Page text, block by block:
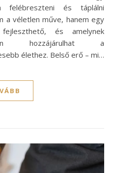
felébreszteni és táplálni
a véletlen műve, hanem egy
és amelynek
hozzájárulhat a
élethez. Belső erő – mi…